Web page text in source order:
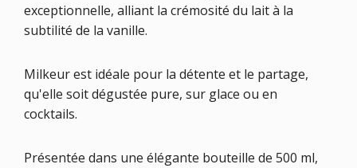
exceptionnelle, alliant la crémosité du lait à la
subtilité de la vanille.
Milkeur est idéale pour la détente et le partage,
qu'elle soit dégustée pure, sur glace ou en
cocktails.
Présentée dans une élégante bouteille de 500 ml,